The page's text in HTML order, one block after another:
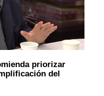
priorizar
del